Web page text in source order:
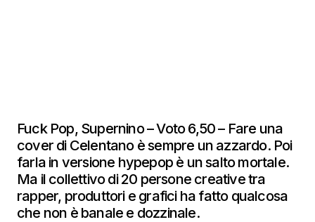
Fuck Pop, Supernino – Voto 6,50 – Fare una
cover di Celentano è sempre un azzardo. Poi
farla in versione hypepop è un salto mortale.
Ma il collettivo di 20 persone creative tra
rapper, produttori e grafici ha fatto qualcosa
che non è banale e dozzinale.